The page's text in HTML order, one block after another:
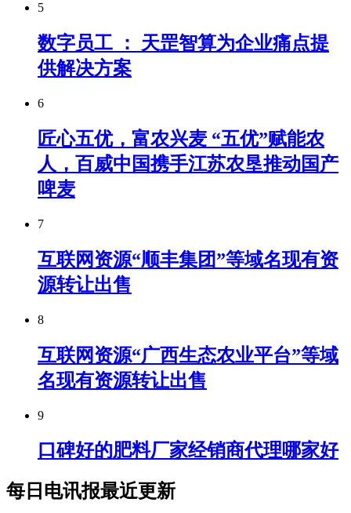
5
数字员工 ： 天罡智算为企业痛点提
供解决方案
6
匠心五优，富农兴麦 “五优”赋能农
人，百威中国携手江苏农垦推动国产
啤麦
7
互联网资源“顺丰集团”等域名现有资
源转让出售
8
互联网资源“广西生态农业平台”等域
名现有资源转让出售
9
口碑好的肥料厂家经销商代理哪家好
每日电讯报最近更新